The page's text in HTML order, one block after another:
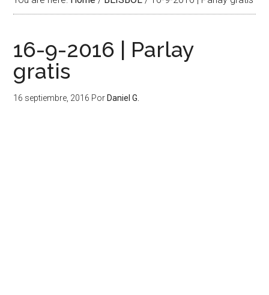
16-9-2016 | Parlay
gratis
16 septiembre, 2016 Por Daniel G.